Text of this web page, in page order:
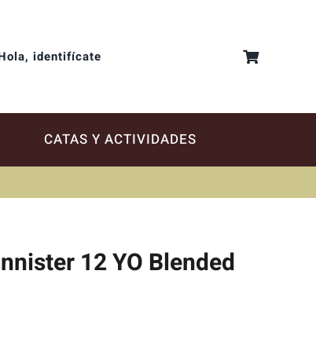
identifícate
CATAS Y ACTIVIDADES
12 YO Blended